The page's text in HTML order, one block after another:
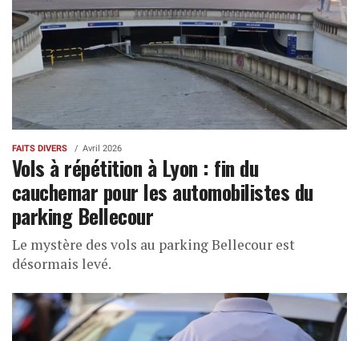
FAITS DIVERS Avril 2026
Vols à répétition à Lyon : fin du
cauchemar pour les automobilistes du
parking Bellecour
Le mystère des vols au parking Bellecour est
désormais levé.